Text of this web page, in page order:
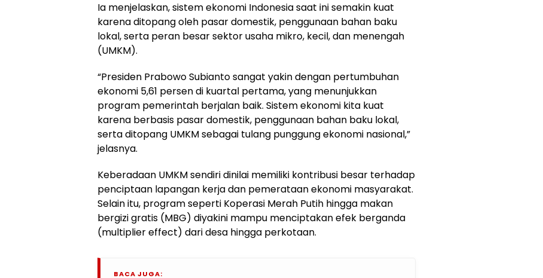
Ia menjelaskan, sistem ekonomi Indonesia saat ini semakin kuat
karena ditopang oleh pasar domestik, penggunaan bahan baku
lokal, serta peran besar sektor usaha mikro, kecil, dan menengah
(UMKM).
“Presiden Prabowo Subianto sangat yakin dengan pertumbuhan
ekonomi 5,61 persen di kuartal pertama, yang menunjukkan
program pemerintah berjalan baik. Sistem ekonomi kita kuat
karena berbasis pasar domestik, penggunaan bahan baku lokal,
serta ditopang UMKM sebagai tulang punggung ekonomi nasional,”
jelasnya.
Keberadaan UMKM sendiri dinilai memiliki kontribusi besar terhadap
penciptaan lapangan kerja dan pemerataan ekonomi masyarakat.
Selain itu, program seperti Koperasi Merah Putih hingga makan
bergizi gratis (MBG) diyakini mampu menciptakan efek berganda
(multiplier effect) dari desa hingga perkotaan.
BACA JUGA: